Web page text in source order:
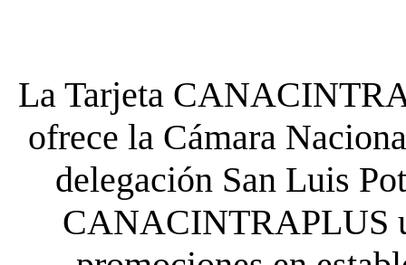
La Tarjeta
ofrece la Cámara
delegación San Luis
CANACINTRAPLUS